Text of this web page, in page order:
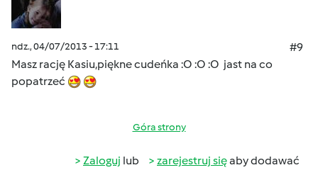
ndz., 04/07/2013 - 17:11
#9
Masz rację Kasiu,piękne cudeńka :O :O :O jast na co
popatrzeć
Góra strony
Zaloguj lub zarejestruj sięaby dodawać